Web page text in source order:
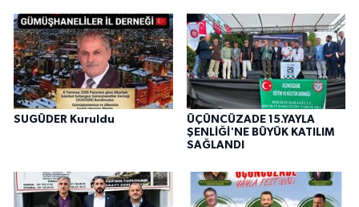
SUGÜDER Kuruldu
ÜÇÜNCÜZADE 15.YAYLA
ŞENLİĞİ'NE BÜYÜK KATILIM
SAĞLANDI